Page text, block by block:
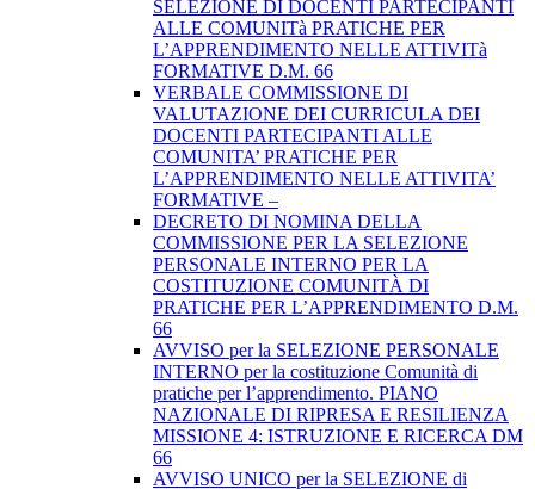
SELEZIONE DI DOCENTI PARTECIPANTI
ALLE COMUNITà PRATICHE PER
L’APPRENDIMENTO NELLE ATTIVITà
FORMATIVE D.M. 66
VERBALE COMMISSIONE DI
VALUTAZIONE DEI CURRICULA DEI
DOCENTI PARTECIPANTI ALLE
COMUNITA’ PRATICHE PER
L’APPRENDIMENTO NELLE ATTIVITA’
FORMATIVE –
DECRETO DI NOMINA DELLA
COMMISSIONE PER LA SELEZIONE
PERSONALE INTERNO PER LA
COSTITUZIONE COMUNITÀ DI
PRATICHE PER L’APPRENDIMENTO D.M.
66
AVVISO per la SELEZIONE PERSONALE
INTERNO per la costituzione Comunità di
pratiche per l’apprendimento. PIANO
NAZIONALE DI RIPRESA E RESILIENZA
MISSIONE 4: ISTRUZIONE E RICERCA DM
66
AVVISO UNICO per la SELEZIONE di